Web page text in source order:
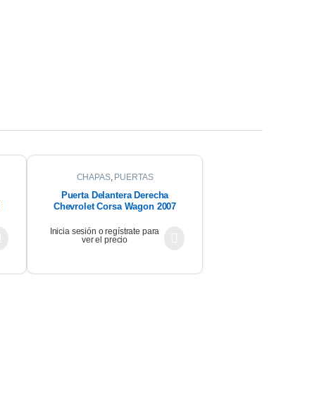
CHAPAS, PUERTAS
Puerta Delantera Derecha
Chevrolet Corsa Wagon 2007
Inicia sesión o regístrate para
ver el precio